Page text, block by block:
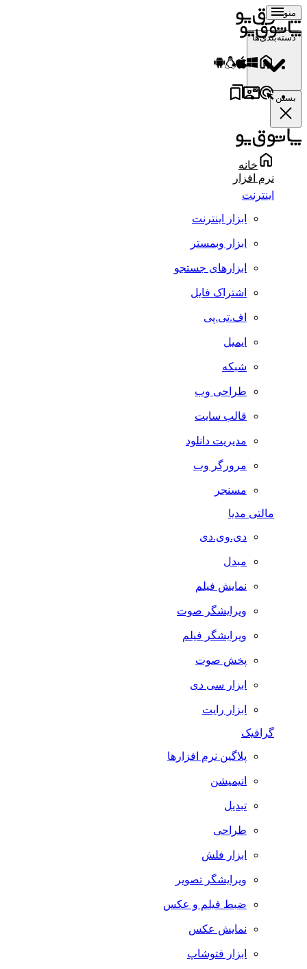
منو
دسته‌بندی‌ها
بستن
خانه
نرم افزار
اینترنت
ابزار اینترنت
ابزار وبمستر
ابزارهای جستجو
اشتراک فایل
اف.تی.پی
ایمیل
شبکه
طراحی وب
قالب سایت
مدیریت دانلود
مرورگر وب
مسنجر
مالتی مدیا
دی.وی.دی
مبدل
نمایش فیلم
ویرایشگر صوت
ویرایشگر فیلم
پخش صوت
ابزار سی دی
ابزار رایت
گرافیک
پلاگین نرم افزارها
انیمیشن
تبدیل
طراحی
ابزار فلش
ویرایشگر تصویر
ضبط فيلم و عكس
نمایش عکس
ابزار فتوشاپ